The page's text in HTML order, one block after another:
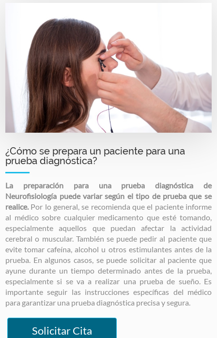
¿Cómo se prepara un paciente para una
prueba diagnóstica?
La preparación para una prueba diagnóstica de
Neurofisiología puede variar según el tipo de prueba que se
realice.Por lo general, se recomienda que el paciente informe
al médico sobre cualquier medicamento que esté tomando,
especialmente aquellos que puedan afectar la actividad
cerebral o muscular. También se puede pedir al paciente que
evite tomar cafeína, alcohol u otros estimulantes antes de la
prueba. En algunos casos, se puede solicitar al paciente que
ayune durante un tiempo determinado antes de la prueba,
especialmente si se va a realizar una prueba de sueño. Es
importante seguir las instrucciones específicas del médico
para garantizar una prueba diagnóstica precisa y segura.
Solicitar Cita